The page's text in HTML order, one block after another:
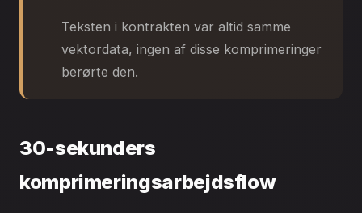
Teksten i kontrakten var altid samme
vektordata, ingen af disse komprimeringer
berørte den.
30-sekunders
komprimeringsarbejdsflow